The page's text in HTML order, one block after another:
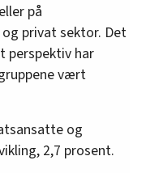
på
privat sektor. Det
perspektiv har
vært
og
2,7 prosent.